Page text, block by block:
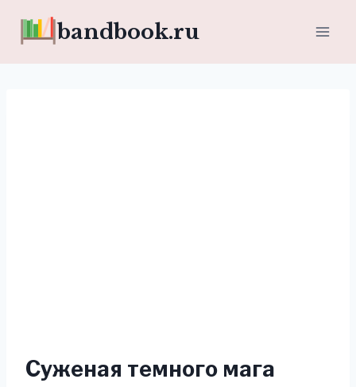
bandbook.ru
Суженая темного мага